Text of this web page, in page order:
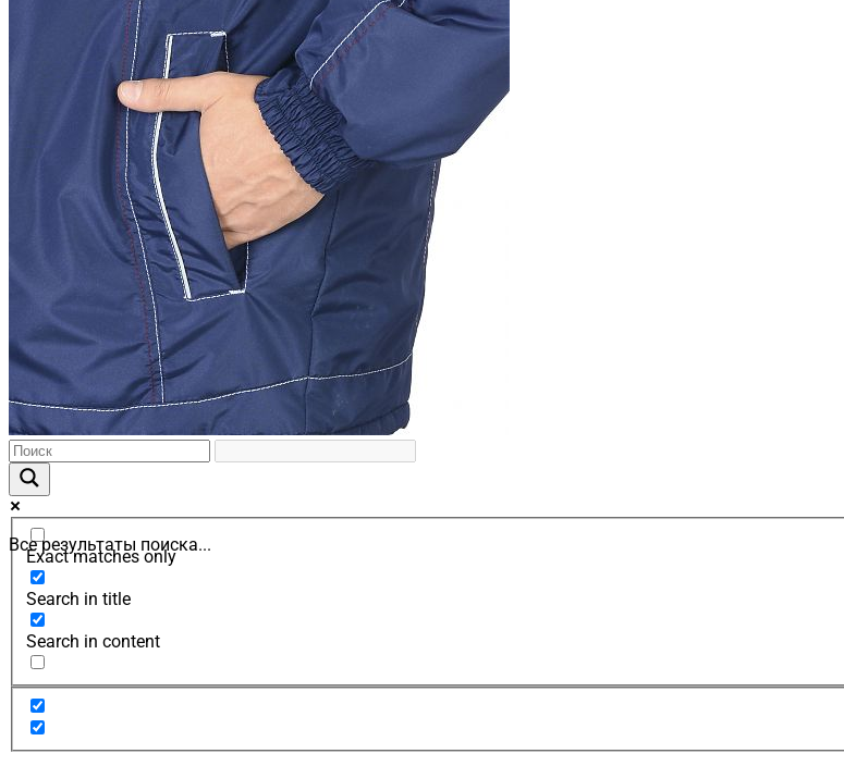
Все результаты поиска...
Exact matches only
Search in title
Search in content